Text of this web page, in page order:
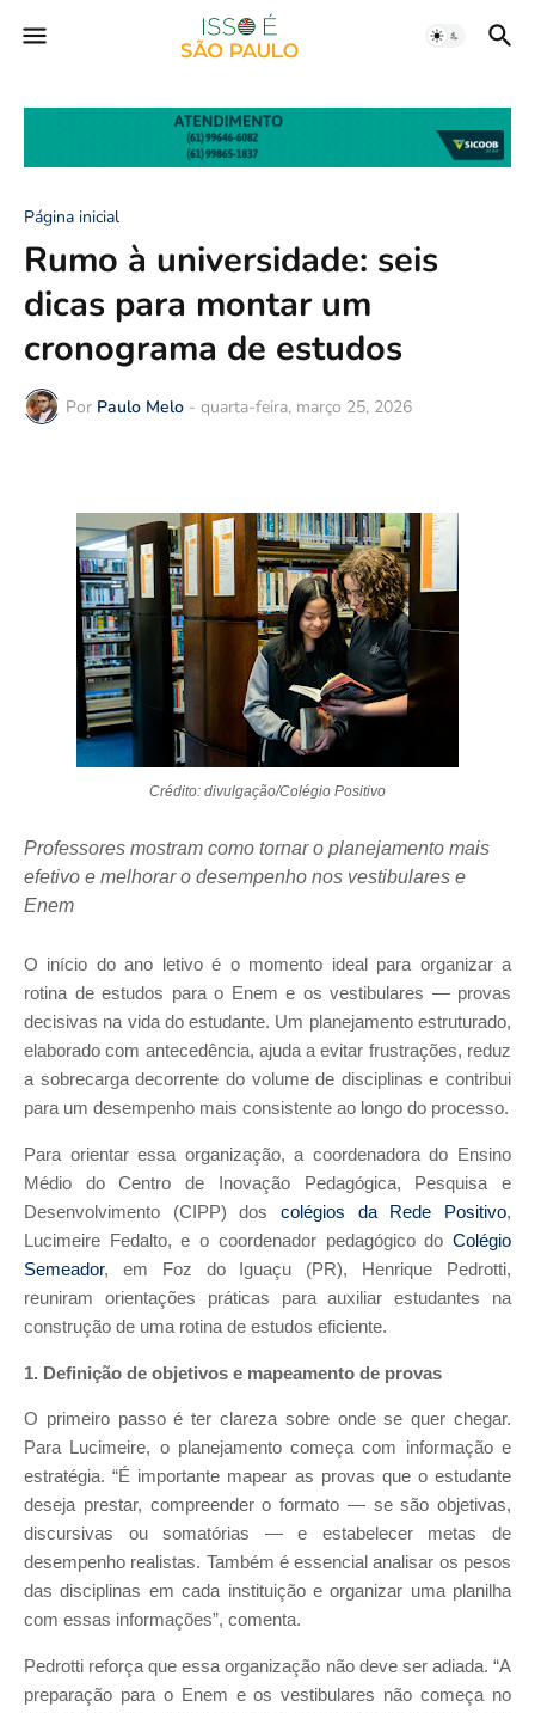
Página inicial
Rumo à universidade: seis
dicas para montar um
cronograma de estudos
Por Paulo Melo - quarta-feira, março 25, 2026
Crédito: divulgação/Colégio Positivo
Professores mostram como tornar o planejamento mais
efetivo e melhorar o desempenho nos vestibulares e
Enem
O início do ano letivo é o momento ideal para organizar a
rotina de estudos para o Enem e os vestibulares — provas
decisivas na vida do estudante. Um planejamento estruturado,
elaborado com antecedência, ajuda a evitar frustrações, reduz
a sobrecarga decorrente do volume de disciplinas e contribui
para um desempenho mais consistente ao longo do processo.
Para orientar essa organização, a coordenadora do Ensino
Médio do Centro de Inovação Pedagógica, Pesquisa e
Desenvolvimento (CIPP) dos colégios da Rede Positivo,
Lucimeire Fedalto, e o coordenador pedagógico do Colégio
Semeador, em Foz do Iguaçu (PR), Henrique Pedrotti,
reuniram orientações práticas para auxiliar estudantes na
construção de uma rotina de estudos eficiente.
1. Definição de objetivos e mapeamento de provas
O primeiro passo é ter clareza sobre onde se quer chegar.
Para Lucimeire, o planejamento começa com informação e
estratégia. “É importante mapear as provas que o estudante
deseja prestar, compreender o formato — se são objetivas,
discursivas ou somatórias — e estabelecer metas de
desempenho realistas. Também é essencial analisar os pesos
das disciplinas em cada instituição e organizar uma planilha
com essas informações”, comenta.
Pedrotti reforça que essa organização não deve ser adiada. “A
preparação para o Enem e os vestibulares não começa no